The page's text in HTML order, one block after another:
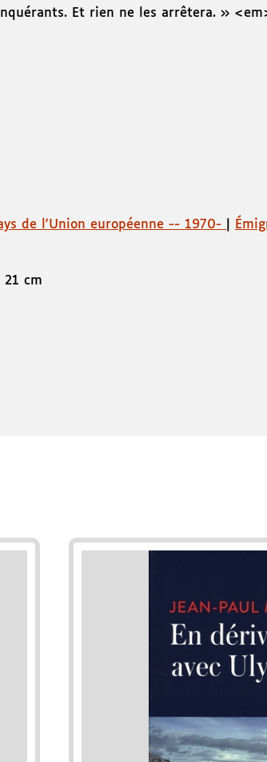
Et rien ne les arrêtera. »
de l'Union européenne -- 1970-
21 cm